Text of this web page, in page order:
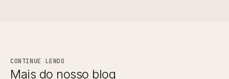
CONTINUE LENDO
Mais do nosso blog